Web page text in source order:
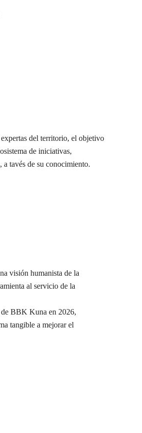
del territorio, el objetivo
de iniciativas,
tavés de su conocimiento.
visión humanista de la
al servicio de la
de BBK Kuna en 2026,
tangible a mejorar el